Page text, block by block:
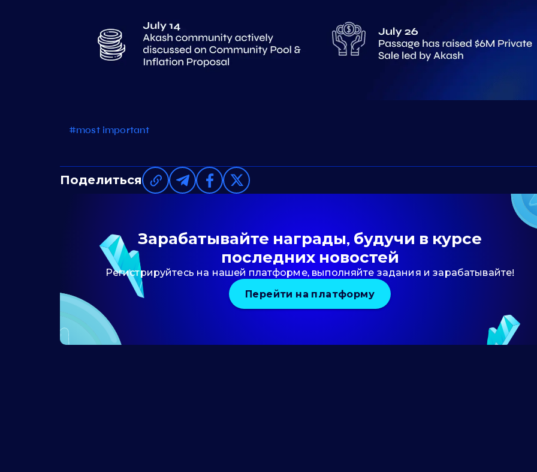
#most important
Поделиться
Зарабатывайте награды, будучи в курсе
последних новостей
Регистрируйтесь на нашей платформе, выполняйте задания и зарабатывайте!
Перейти на платформу